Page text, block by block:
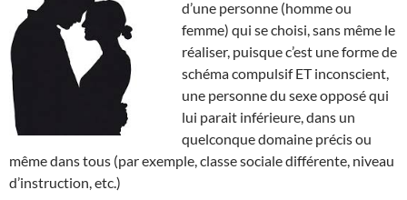
d’une personne (homme ou
femme) qui se choisi, sans même le
réaliser, puisque c’est une forme de
schéma compulsif ET inconscient,
une personne du sexe opposé qui
lui parait inférieure, dans un
quelconque domaine précis ou
même dans tous (par exemple, classe sociale différente, niveau
d’instruction, etc.)